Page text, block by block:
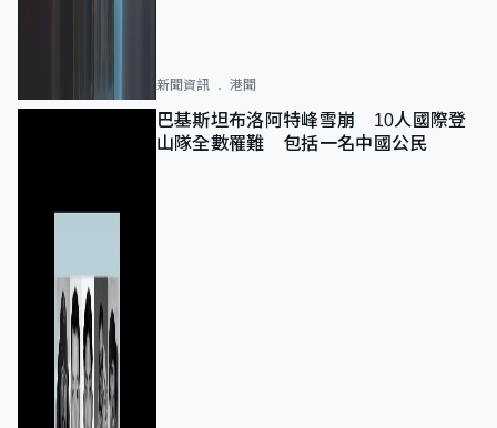
新聞資訊 港聞
巴基斯坦布洛阿特峰雪崩 10人國際登
山隊全數罹難 包括一名中國公民